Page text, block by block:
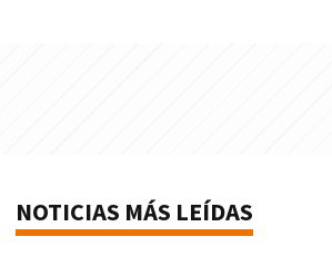
NOTICIAS MÁS LEÍDAS